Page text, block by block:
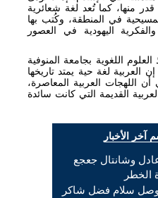
قدر منها، كما تُعد لغة شعائرية
في المنطقة، وكُتب بها
اليهودية في العصور
اللغوية بجامعة المنوفية
العربية لغة حية يمتد تاريخها
فهمي أن اللهجات العربية المعاصرة،
القديمة التي كانت سائدة
آخر الأخبار
عادل وشانتال جعجع
الخطر
سلام فضل شاكر